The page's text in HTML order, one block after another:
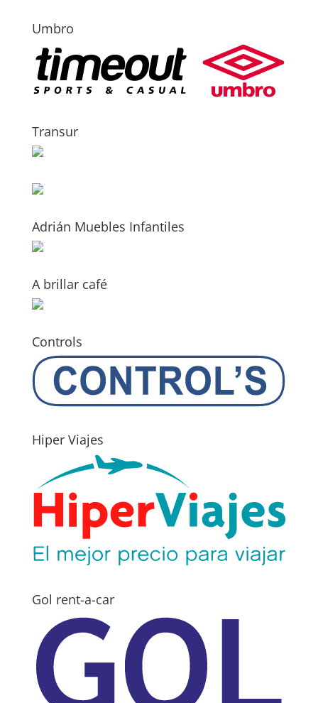
Umbro
Transur
Adrián Muebles Infantiles
A brillar café
Controls
Hiper Viajes
Gol rent-a-car